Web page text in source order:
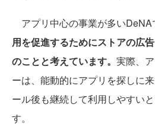
アプリ中心の事業が多いDeNA
用を促進するためにストアの広
のことと考えています。 実際、
ーは、能動的にアプリを探しに
ール後も継続して利用しやすい
す。